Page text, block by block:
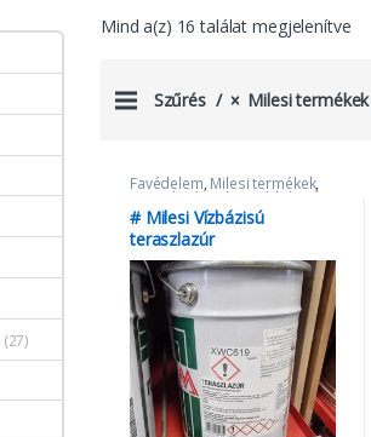
Mind a(z) 16 találat megjelenítve
Szűrés Milesi termékek
Favédelem, Milesi termékek,
teraszlazúr milesi Vízbázisú
lazúrok
# Milesi Vízbázisú
teraszlazúr
(27)